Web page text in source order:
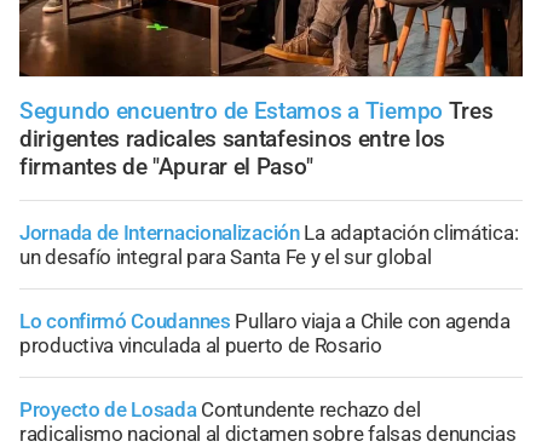
Segundo encuentro de Estamos a Tiempo Tres
dirigentes radicales santafesinos entre los
firmantes de "Apurar el Paso"
Jornada de Internacionalización La adaptación climática:
un desafío integral para Santa Fe y el sur global
Lo confirmó Coudannes Pullaro viaja a Chile con agenda
productiva vinculada al puerto de Rosario
Proyecto de Losada Contundente rechazo del
radicalismo nacional al dictamen sobre falsas denuncias